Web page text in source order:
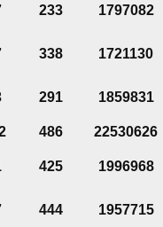
233 1797082
338 1721130
291 1859831
486
22530626
425 1996968
444 1957715